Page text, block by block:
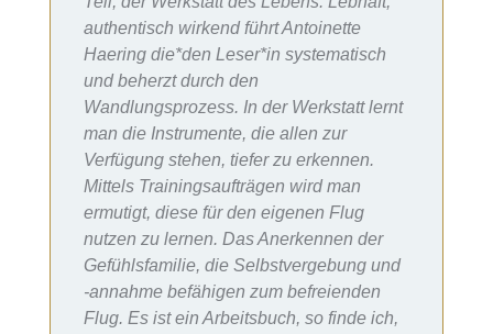
authentisch wirkend führt Antoinette
Haering die*den Leser*in systematisch
und beherzt durch den
Wandlungsprozess. In der Werkstatt lernt
man die Instrumente, die allen zur
Verfügung stehen, tiefer zu erkennen.
Mittels Trainingsaufträgen wird man
ermutigt, diese für den eigenen Flug
nutzen zu lernen. Das Anerkennen der
Gefühlsfamilie, die Selbstvergebung und
-annahme befähigen zum befreienden
Flug. Es ist ein Arbeitsbuch, so finde ich,